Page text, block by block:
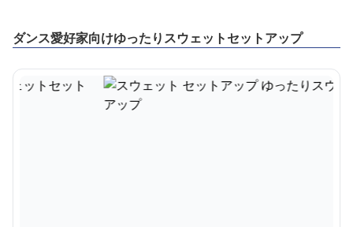
ダンス愛好家向けゆったりスウェットセットアップ